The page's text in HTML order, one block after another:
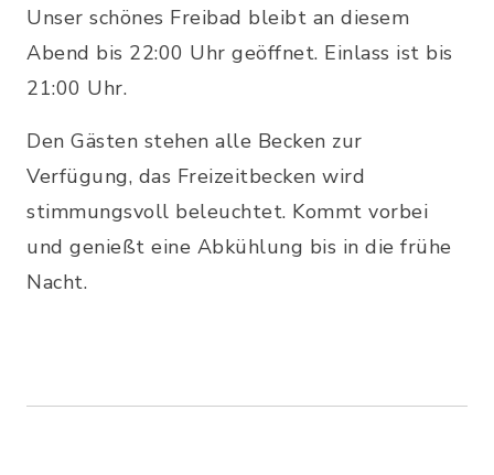
Unser schönes Freibad bleibt an diesem
Abend bis 22:00 Uhr geöffnet. Einlass ist bis
21:00 Uhr.
Den Gästen stehen alle Becken zur
Verfügung, das Freizeitbecken wird
stimmungsvoll beleuchtet. Kommt vorbei
und genießt eine Abkühlung bis in die frühe
Nacht.